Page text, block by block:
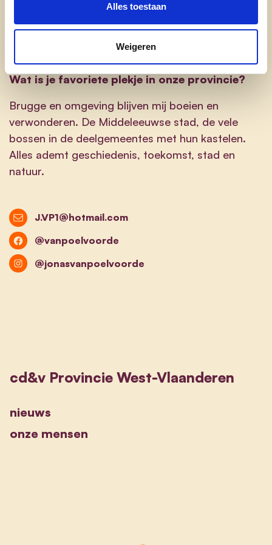
Alles toestaan
Weigeren
werkgelegenheid en de werkzaamheidsgraad zie
ik als belangrijke werkpunten. Mijn interesse in de
omgeving spreken voor zich!
Wat is je favoriete plekje in onze provincie?
Brugge en omgeving blijven mij boeien en
verwonderen. De Middeleeuwse stad, de vele
bossen in de deelgemeentes met hun kastelen.
Alles ademt geschiedenis, toekomst, stad en
natuur.
J.VP1@hotmail.com
@vanpoelvoorde
@jonasvanpoelvoorde
cd&v Provincie West-Vlaanderen
nieuws
onze mensen